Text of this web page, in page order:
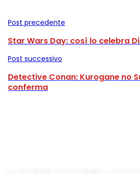
Post precedente
Star Wars Day: così lo celebra
Post successivo
Detective Conan: Kurogane no
conferma